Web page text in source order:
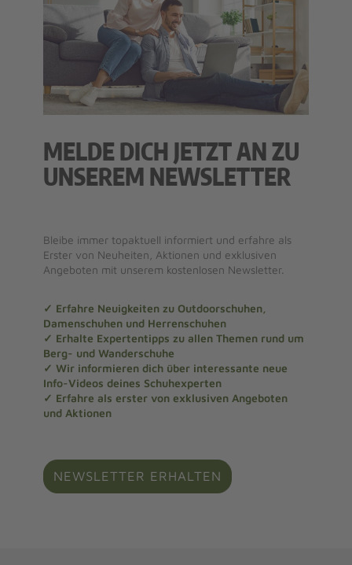
MELDE DICH JETZT AN ZU
UNSEREM NEWSLETTER
Bleibe immer topaktuell informiert und erfahre als
Erster von Neuheiten, Aktionen und exklusiven
Angeboten mit unserem kostenlosen Newsletter.
✓ Erfahre Neuigkeiten zu Outdoorschuhen,
Damenschuhen und Herrenschuhen
✓ Erhalte Expertentipps zu allen Themen rund um
Berg- und Wanderschuhe
✓ Wir informieren dich über interessante neue
Info-Videos deines Schuhexperten
✓ Erfahre als erster von exklusiven Angeboten
und Aktionen
NEWSLETTER ERHALTEN